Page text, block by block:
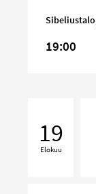
19:00
19
Elokuu